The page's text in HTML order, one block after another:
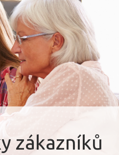
zákazníků